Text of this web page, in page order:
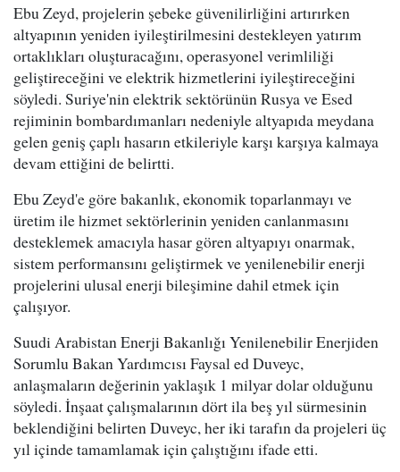
Ebu Zeyd, projelerin şebeke güvenilirliğini artırırken
altyapının yeniden iyileştirilmesini destekleyen yatırım
ortaklıkları oluşturacağını, operasyonel verimliliği
geliştireceğini ve elektrik hizmetlerini iyileştireceğini
söyledi. Suriye'nin elektrik sektörünün Rusya ve Esed
rejiminin bombardımanları nedeniyle altyapıda meydana
gelen geniş çaplı hasarın etkileriyle karşı karşıya kalmaya
devam ettiğini de belirtti.
Ebu Zeyd'e göre bakanlık, ekonomik toparlanmayı ve
üretim ile hizmet sektörlerinin yeniden canlanmasını
desteklemek amacıyla hasar gören altyapıyı onarmak,
sistem performansını geliştirmek ve yenilenebilir enerji
projelerini ulusal enerji bileşimine dahil etmek için
çalışıyor.
Suudi Arabistan Enerji Bakanlığı Yenilenebilir Enerjiden
Sorumlu Bakan Yardımcısı Faysal ed Duveyc,
anlaşmaların değerinin yaklaşık 1 milyar dolar olduğunu
söyledi. İnşaat çalışmalarının dört ila beş yıl sürmesinin
beklendiğini belirten Duveyc, her iki tarafın da projeleri üç
yıl içinde tamamlamak için çalıştığını ifade etti.